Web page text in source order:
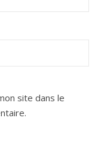
site dans le